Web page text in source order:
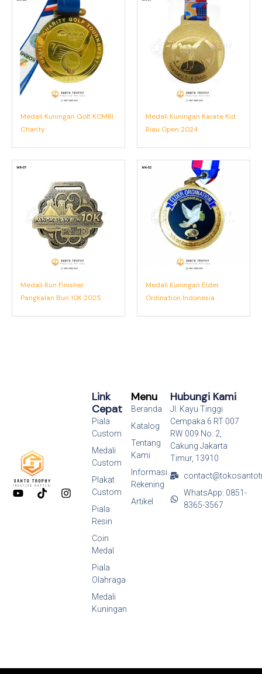
Medali Kuningan Golf KOMRI
Charity
Medali Kuningan Karate Kid
Riau Open 2024
Medali Run Finisher
Pangkalan Bun 10K 2025
Medali Kuningan Elder
Ordination Indonesia
Y T
i
I
Menu
Beranda
Katalog
Tentang
Kami
Informasi
Rekening
Artikel
Link
Cepat
Piala
Custom
Medali
Custom
Plakat
Custom
Piala
Resin
Coin
Medal
Piala
Olahraga
Medali
Kuningan
Hubungi Kami
Jl. Kayu Tinggi
Cempaka 6 RT 007
RW 009 No. 2,
Cakung Jakarta
Timur, 13910
WhatsApp: 0851-
8365-3567